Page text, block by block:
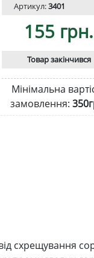
Артикул:3401
155 грн.
Товар закінчився
Мінімальна
замовлення:
схрещування